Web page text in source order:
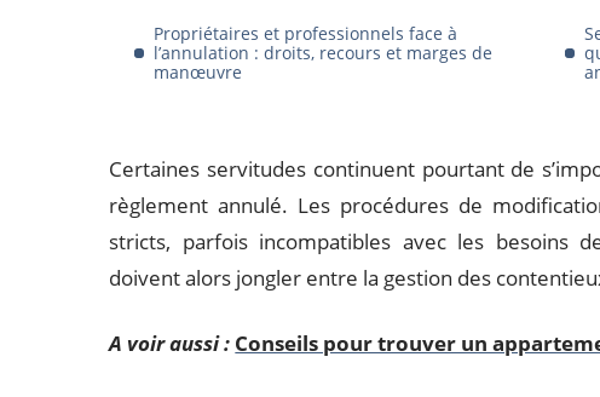
Propriétaires et professionnels face à
l’annulation : droits, recours et marges de
manœuvre
Certaines servitudes continuent pourtant de
règlement annulé. Les procédures de
stricts, parfois incompatibles avec les besoins
doivent alors jongler entre la gestion des
A voir aussi : Conseils pour trouver un